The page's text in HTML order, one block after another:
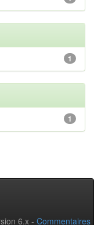
1
1
6.x - Commentaires